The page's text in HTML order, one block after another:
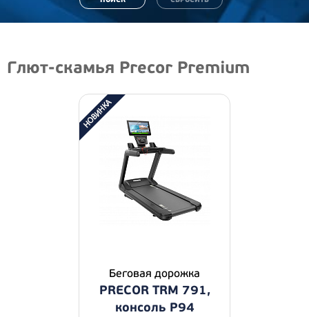
Глют-скамья Precor Premium
Беговая дорожка
PRECOR TRM 791,
консоль P94